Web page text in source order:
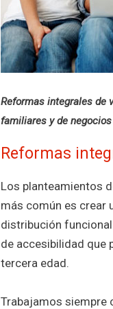
Reformas integrales de
familiares y de negocios
Reformas
Los planteamientos
más común es crear
distribución
de accesibilidad que
tercera edad.
Trabajamos siempre